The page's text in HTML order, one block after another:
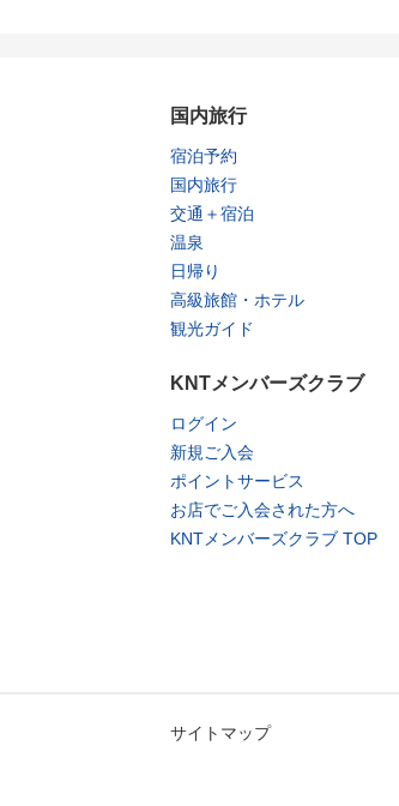
国内旅行
宿泊予約
国内旅行
交通＋宿泊
温泉
日帰り
高級旅館・ホテル
観光ガイド
KNTメンバーズクラブ
ログイン
新規ご入会
ポイントサービス
お店でご入会された方へ
KNTメンバーズクラブ TOP
サイトマップ